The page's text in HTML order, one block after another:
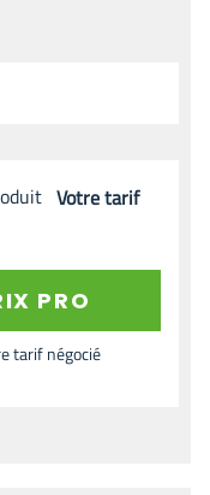
Votre tarif
PRO
tarif négocié